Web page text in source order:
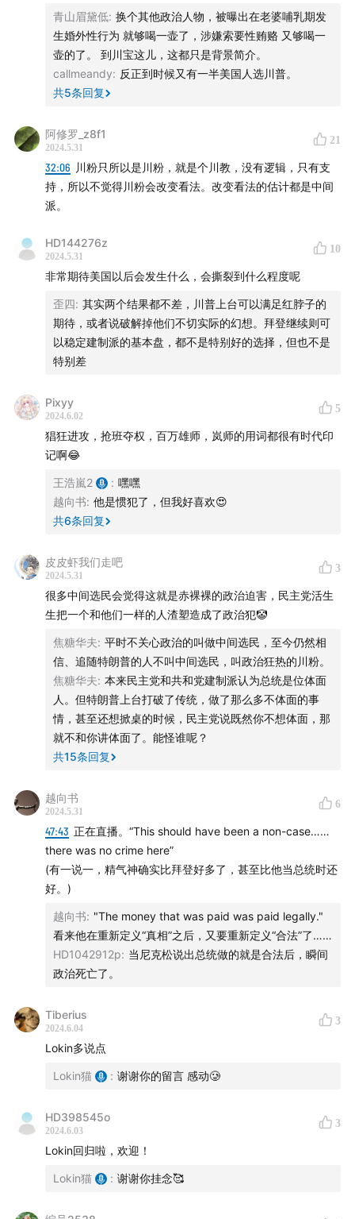
如果喜欢这期节目并希望支持我们将节目继续做下去：欢
迎加入我们最新推出的会员计划：
americanroulette.ghost.io
众筹平台链接：
Patreon www.patreon.com
爱发电afdian.net
合作投稿邮箱：american.roulette.pod@gmail.com
01:08 陪审团9小时审议之后迅速判决意味着什么
“封口费”案回顾
关键证人盘点
32:04 右翼对判决的反应
负面党派情绪
民主党的应对策略
特朗普真的会入狱吗？
49:51 特朗普面临的其它三项刑事诉讼
【我们是谁】
美轮美换是一档深入探讨当今美国政治的中文播客。
我们的主播和嘉宾：Lokin：美国法学院学生，即将成为
一名纽约诉讼律师
王浩岚：美国政治爱好者，岚目公众号主笔兼消息二道贩
曹起曈：美国政治经济学PhD，政治行为研究者
小华：媒体人，美政观察者
【 What We Talked About】
After two days of deliberation, a New York court jury
found Donald Trump guilty on all 34 counts of
falsifying business records in the "hush money" case.
This made Trump the first former U.S. president in
history to be convicted of felony crimes. The verdict
not only shocked the American political scene but
also cast a shadow of uncertainty over Trump's
future political career.
On the day the verdict was announced, we recorded
this emergency episode to review the development
of the case and to analyze the reactions from
different political groups, public opinion, and the
青山眉黛低: 换个其他政治人物，被曝出在老婆哺乳期发
生婚外性行为 就够喝一壶了，涉嫌索要性贿赂 又够喝一
壶的了。 到川宝这儿，这都只是背景简介。
callmeandy: 反正到时候又有一半美国人选川普。
共5条回复
阿修罗_z8f1
2024.5.31
21
32:06 川粉只所以是川粉，就是个川教，没有逻辑，只有支
持，所以不觉得川粉会改变看法。改变看法的估计都是中间
派。
HD144276z
2024.5.31
10
非常期待美国以后会发生什么，会撕裂到什么程度呢
歪四: 其实两个结果都不差，川普上台可以满足红脖子的
期待，或者说破解掉他们不切实际的幻想。拜登继续则可
以稳定建制派的基本盘，都不是特别好的选择，但也不是
特别差
Pixyy
2024.6.02
5
猖狂进攻，抢班夺权，百万雄师，岚师的用词都很有时代印
记啊😂
王浩嵐2 : 嘿嘿
越向书: 他是惯犯了，但我好喜欢😍
共6条回复
皮皮虾我们走吧
2024.5.31
3
很多中间选民会觉得这就是赤裸裸的政治迫害，民主党活生
生把一个和他们一样的人渣塑造成了政治犯🤡
焦糖华夫: 平时不关心政治的叫做中间选民，至今仍然相
信、追随特朗普的人不叫中间选民，叫政治狂热的川粉。
焦糖华夫: 本来民主党和共和党建制派认为总统是位体面
人。但特朗普上台打破了传统，做了那么多不体面的事
情，甚至还想掀桌的时候，民主党说既然你不想体面，那
就不和你讲体面了。能怪谁呢？
共15条回复
越向书
2024.5.31
6
47:43 正在直播。“This should have been a non-case……
there was no crime here”
(有一说一，精气神确实比拜登好多了，甚至比他当总统时还
好。)
越向书: "The money that was paid was paid legally."
看来他在重新定义“真相”之后，又要重新定义“合法”了……
HD1042912p: 当尼克松说出总统做的就是合法后，瞬间
政治死亡了。
Tiberius
2024.6.04
3
Lokin多说点
Lokin猫 : 谢谢你的留言 感动🥲
HD398545o
2024.6.03
3
Lokin回归啦，欢迎！
Lokin猫 : 谢谢你挂念🥰